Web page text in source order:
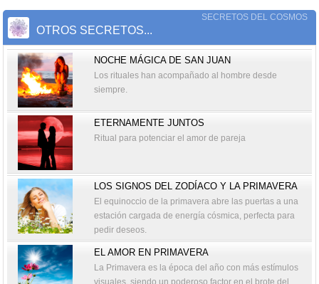
SECRETOS DEL COSMOS
OTROS SECRETOS...
NOCHE MÁGICA DE SAN JUAN
Los rituales han acompañado al hombre desde
siempre.
ETERNAMENTE JUNTOS
Ritual para potenciar el amor de pareja
LOS SIGNOS DEL ZODÍACO Y LA PRIMAVERA
El equinoccio de la primavera abre las puertas a una
estación cargada de energía cósmica, perfecta para
pedir deseos.
EL AMOR EN PRIMAVERA
La Primavera es la época del año con más estímulos